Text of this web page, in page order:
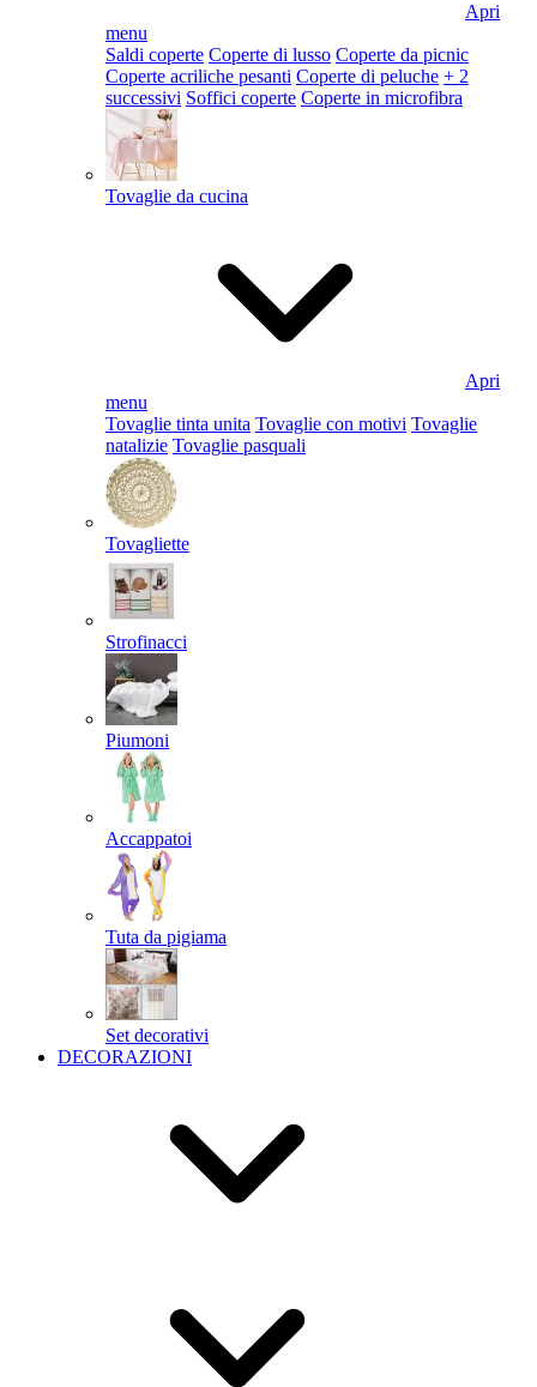
Apri
menu
Saldi coperte Coperte di lusso Coperte da picnic
Coperte acriliche pesanti Coperte di peluche + 2
successivi Soffici coperte Coperte in microfibra
Tovaglie da cucina
Apri
menu
Tovaglie tinta unita Tovaglie con motivi Tovaglie
natalizie Tovaglie pasquali
Tovagliette
Strofinacci
Piumoni
Accappatoi
Tuta da pigiama
Set decorativi
DECORAZIONI